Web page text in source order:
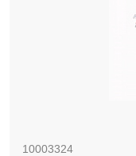
10003324